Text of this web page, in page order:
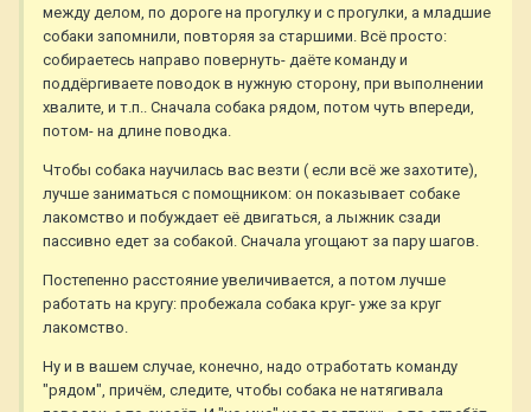
между делом, по дороге на прогулку и с прогулки, а младшие
собаки запомнили, повторяя за старшими. Всё просто:
собираетесь направо повернуть- даёте команду и
поддёргиваете поводок в нужную сторону, при выполнении
хвалите, и т.п.. Сначала собака рядом, потом чуть впереди,
потом- на длине поводка.
Чтобы собака научилась вас везти ( если всё же захотите),
лучше заниматься с помощником: он показывает собаке
лакомство и побуждает её двигаться, а лыжник сзади
пассивно едет за собакой. Сначала угощают за пару шагов.
Постепенно расстояние увеличивается, а потом лучше
работать на кругу: пробежала собака круг- уже за круг
лакомство.
Ну и в вашем случае, конечно, надо отработать команду
"рядом", причём, следите, чтобы собака не натягивала